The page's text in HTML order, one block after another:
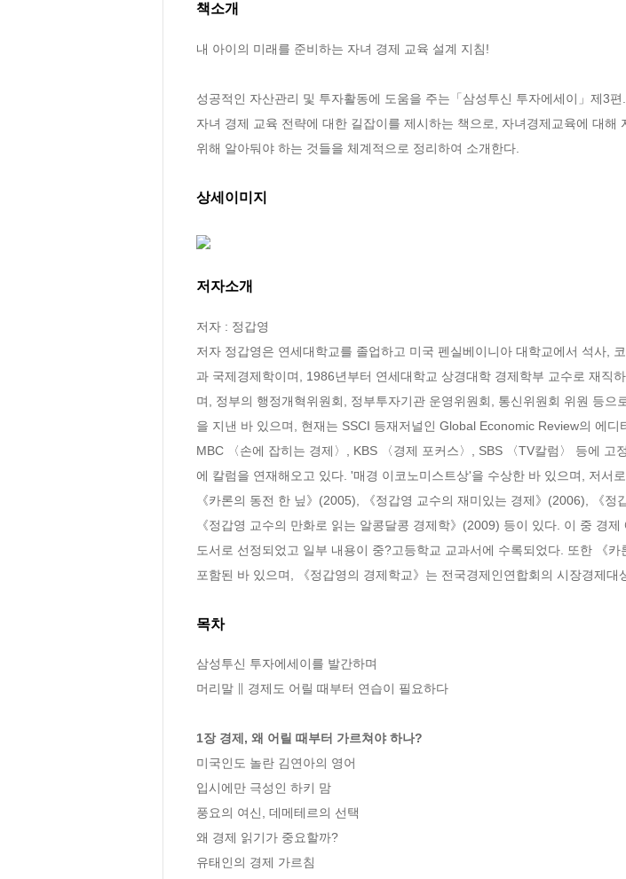
책소개
내 아이의 미래를 준비하는 자녀 경제 교육 설계 지침!
성공적인 자산관리 및 투자활동에 도움을 주는「삼성투신 투자에세이」제3
자녀 경제 교육 전략에 대한 길잡이를 제시하는 책으로, 자녀경제교육에 대
위해 알아둬야 하는 것들을 체계적으로 정리하여 소개한다.
상세이미지
저자소개
저자 : 정갑영
저자 정갑영은 연세대학교를 졸업하고 미국 펜실베이니아 대학교에서 석사,
과 국제경제학이며, 1986년부터 연세대학교 상경대학 경제학부 교수로 재직
며, 정부의 행정개혁위원회, 정부투자기관 운영위원회, 통신위원회 위원 등
을 지낸 바 있으며, 현재는 SSCI 등재저널인 Global Economic Review의 에디
MBC 〈손에 잡히는 경제〉, KBS 〈경제 포커스〉, SBS 〈TV칼럼〉 등에
에 칼럼을 연재해오고 있다. '매경 이코노미스트상'을 수상한 바 있으며, 저서
《카론의 동전 한 닢》(2005), 《정갑영 교수의 재미있는 경제》(2006), 《
《정갑영 교수의 만화로 읽는 알콩달콩 경제학》(2009) 등이 있다. 이 중 경
도서로 선정되었고 일부 내용이 중?고등학교 교과서에 수록되었다. 또한 《
포함된 바 있으며, 《정갑영의 경제학교》는 전국경제인연합회의 시장경제대
목차
삼성투신 투자에세이를 발간하며
머리말 ∥ 경제도 어릴 때부터 연습이 필요하다
1장 경제, 왜 어릴 때부터 가르쳐야 하나?
미국인도 놀란 김연아의 영어
입시에만 극성인 하키 맘
풍요의 여신, 데메테르의 선택
왜 경제 읽기가 중요할까?
유태인의 경제 가르침